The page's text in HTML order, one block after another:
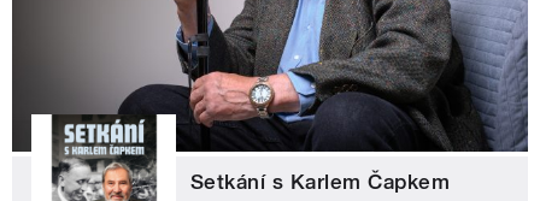
Setkání s Karlem Čapkem